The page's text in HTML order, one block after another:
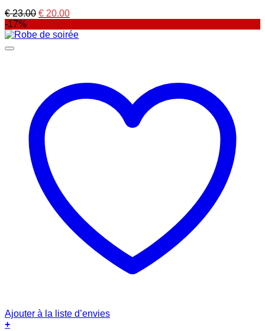
€23.00 Le
initial
€ 20.00Le
actuel
-17%
Ajouter à la liste d’envies
+